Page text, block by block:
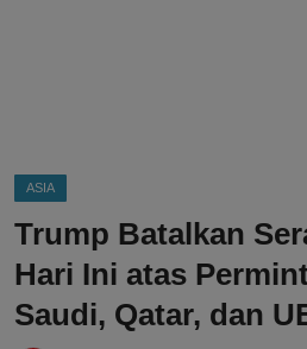
ASIA
Trump Batalkan
Hari Ini atas
Saudi, Qatar, dan